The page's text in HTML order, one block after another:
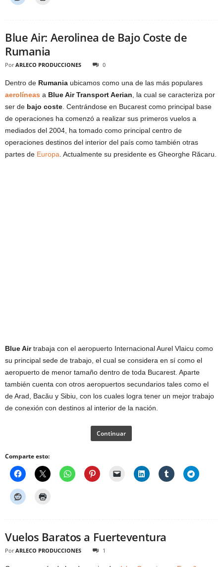
Blue Air: Aerolinea de Bajo Coste de
Rumania
Por ARLECO PRODUCCIONES 0
Dentro de Rumania ubicamos como una de las más populares
aerolíneas a Blue Air Transport Aerian , la cual se caracteriza por
ser de bajo coste . Centrándose en Bucarest como principal base
de operaciones ha comenzó a realizar sus primeros vuelos a
mediados del 2004, ha tomado como principal centro de
operaciones destinos del interior del país como también otras
partes de Europa . Actualmente su presidente es Gheorghe Răcaru.
Blue Airtrabaja con el aeropuerto Internacional Aurel Vlaicu como
su principal sede de trabajo, el cual se considera en sí como el
aeropuerto de menor tamaño dentro de toda Bucarest. Aparte
también cuenta con otros aeropuertos secundarios tales como el
de Arad, Bacău y Sibiu, con los cuales logra tener un mejor trabajo
de conexión con destinos al interior de la nación.
Continuar
Comparte esto:
Vuelos Baratos a Fuerteventura
Por ARLECO PRODUCCIONES 1